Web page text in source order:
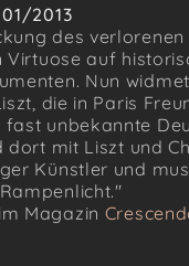
2013
des
Virtuose auf
Nun
die in Paris
fast unbekannte
dort mit Liszt und
Künstler und
Magazin